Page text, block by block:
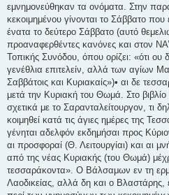
εμνημονεύθηκαν τα ονόματα. Στην
κεκοιμημένου γίνονται το Σάββατο
ένατα το δεύτερο Σάββατο (αυτό
προαναφερθέντες κανόνες και στον
Τοπικής Συνόδου, όπου ορίζει: «ότι
γενέθλια επιτελείν, αλλά των αγίων
Σαββάτοις και Κυριακαίς»)• αι δε
μετά την Κυριακή του Θωμά. Στο βιβλίο
σχετικά με το Σαρανταλείτουργον, τι
κοιμηθεί κατά τις άγιες ημέρες της
γένηται αδελφόν εκδημήσαι προς
αι προσφοραί (Θ. Λειτουργίαι) και αι
από της νέας Κυριακής (του Θωμά)
τεσσαράκοντα». Ο Βάλσαμων εν τη
Λαοδικείας, αλλά δη και ο Βλαστάρης,